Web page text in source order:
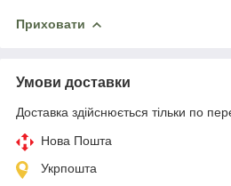
Приховати
Умови доставки
Доставка здійснюється тільки по
Нова Пошта
Укрпошта